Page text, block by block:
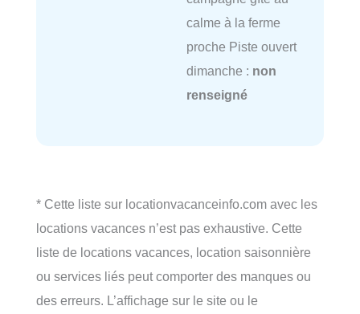
calme à la ferme
proche Piste ouvert
dimanche : non
renseigné
* Cette liste sur locationvacanceinfo.com avec les
locations vacances n’est pas exhaustive. Cette
liste de locations vacances, location saisonnière
ou services liés peut comporter des manques ou
des erreurs. L’affichage sur le site ou le